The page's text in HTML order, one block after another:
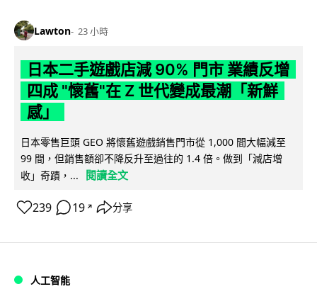
Lawton 23 小時
日本二手遊戲店減 90% 門市 業績反增
四成 "懷舊"在 Z 世代變成最潮「新鮮
感」
日本零售巨頭 GEO 將懷舊遊戲銷售門市從 1,000 間大幅減至
99 間，但銷售額卻不降反升至過往的 1.4 倍。做到「減店增
收」奇蹟，...
閱讀全文
239 19 ↗ 分享
人工智能